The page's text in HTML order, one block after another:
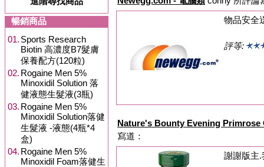
暢銷商品
01. Sports Research
Biotin 高濃度B7髮膚
保養配方(120粒)
02. Rogaine Men 5%
Minoxidil Solution 落
健液態生髮液(3瓶)
03. Rogaine Men 5%
Minoxidil Solution落健
生髮液 -液態(4瓶*4
盒)
04. Rogaine Men 5%
Minoxidil Foam落健生
物品安全
評等:
Nature's Bounty Evening Primrose
寫道：
謝謝版主